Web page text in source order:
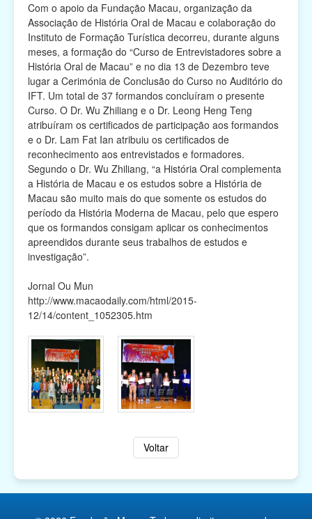
Organismos Internacionais
Outras Instituições
Com o apoio da Fundação Macau, organização da
Associação de História Oral de Macau e colaboração do
Instituto de Formação Turística decorreu, durante alguns
meses, a formação do “Curso de Entrevistadores sobre a
História Oral de Macau” e no dia 13 de Dezembro teve
lugar a Cerimónia de Conclusão do Curso no Auditório do
IFT. Um total de 37 formandos concluíram o presente
Curso. O Dr. Wu Zhiliang e o Dr. Leong Heng Teng
atribuíram os certificados de participação aos formandos
e o Dr. Lam Fat Ian atribuiu os certificados de
reconhecimento aos entrevistados e formadores.
Segundo o Dr. Wu Zhiliang, “a História Oral complementa
a História de Macau e os estudos sobre a História de
Macau são muito mais do que somente os estudos do
período da História Moderna de Macau, pelo que espero
que os formandos consigam aplicar os conhecimentos
apreendidos durante seus trabalhos de estudos e
investigação”.
Jornal Ou Mun
http://www.macaodaily.com/html/2015-
12/14/content_1052305.htm
Voltar